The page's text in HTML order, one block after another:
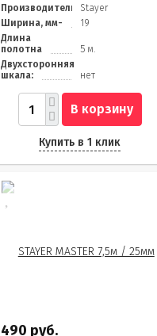
Производитель
Stayer
Ширина, мм-
19
Длина
полотна
5 м.
Двухсторонняя
шкала:
нет
В корзину
Купить в 1 клик
490 руб.